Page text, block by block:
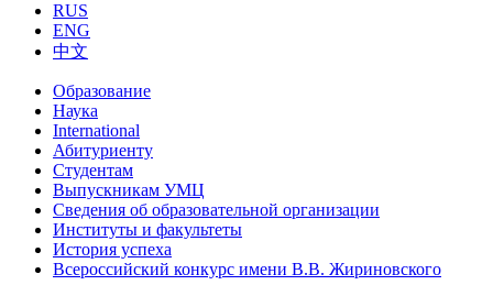
RUS
ENG
中文
Образование
Наука
International
Абитуриенту
Студентам
Выпускникам УМЦ
Сведения об образовательной организации
Институты и факультеты
История успеха
Всероссийский конкурс имени В.В. Жириновского